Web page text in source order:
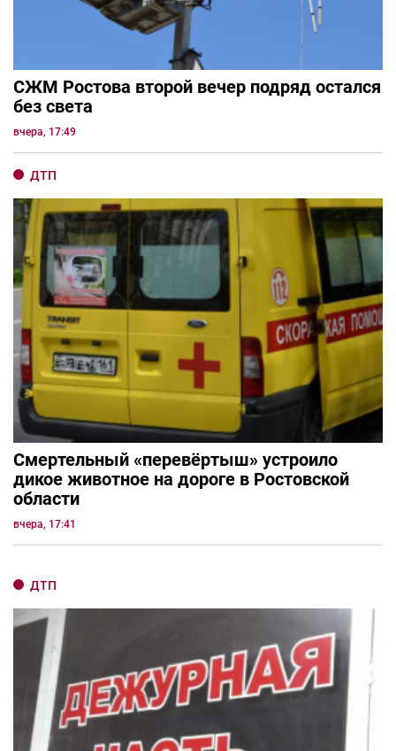
СЖМ Ростова второй вечер подряд остался
без света
вчера, 17:49
ДТП
Смертельный «перевёртыш» устроило
дикое животное на дороге в Ростовской
области
вчера, 17:41
ДТП